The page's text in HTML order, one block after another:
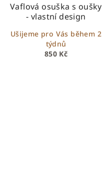
Vaflová osuška s oušky
- vlastní design
850 Kč
Ušijeme pro Vás během 2
týdnů